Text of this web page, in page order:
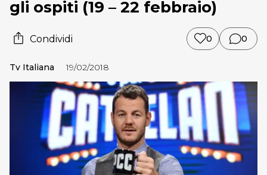
gli ospiti (19 – 22 febbraio)
Condividi 0 0
Tv Italiana 19/02/2018